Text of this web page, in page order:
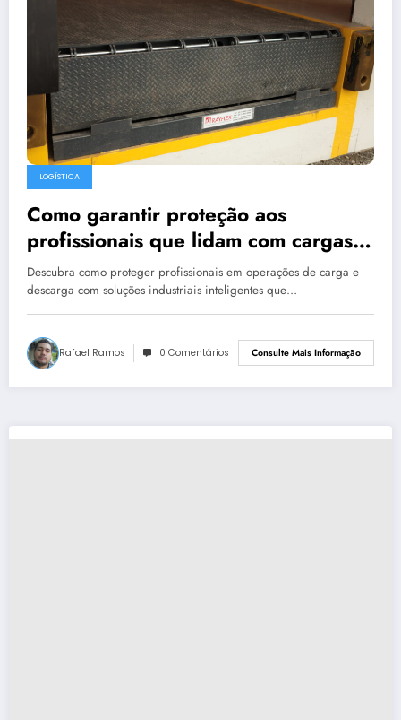
LOGÍSTICA
Como garantir proteção aos
profissionais que lidam com cargas
pesadas?
Descubra como proteger profissionais em operações de carga e
descarga com soluções industriais inteligentes que…
Rafael Ramos 0 Comentários Consulte Mais Informação